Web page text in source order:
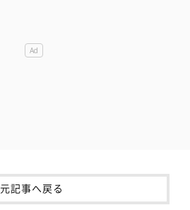
元記事へ戻る